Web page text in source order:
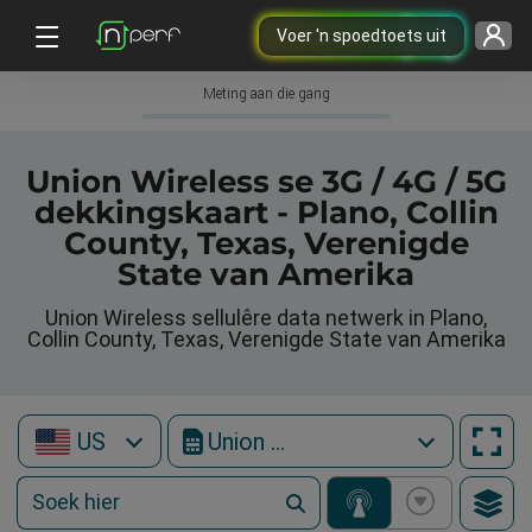
Voer 'n spoedtoets uit
Meting aan die gang
Union Wireless se 3G / 4G / 5G
dekkingskaart - Plano, Collin
County, Texas, Verenigde
State van Amerika
Union Wireless sellulêre data netwerk in Plano,
Collin County, Texas, Verenigde State van Amerika
US Union Wireless